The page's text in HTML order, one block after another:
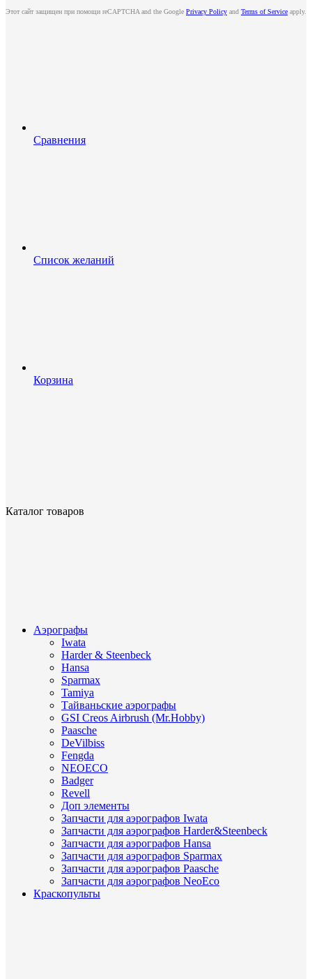
Этот сайт защищен при помощи reCAPTCHA and the Google Privacy Policy and Terms of Service apply.
Сравнения
Список желаний
Корзина
Каталог товаров
Аэрографы
Iwata
Harder & Steenbeck
Hansa
Sparmax
Tamiya
Тайваньские аэрографы
GSI Creos Airbrush (Mr.Hobby)
Paasche
DeVilbiss
Fengda
NEOECO
Badger
Revell
Доп элементы
Запчасти для аэрографов Iwata
Запчасти для аэрографов Harder&Steenbeck
Запчасти для аэрографов Hansa
Запчасти для аэрографов Sparmax
Запчасти для аэрографов Paasche
Запчасти для аэрографов NeoEco
Краскопульты